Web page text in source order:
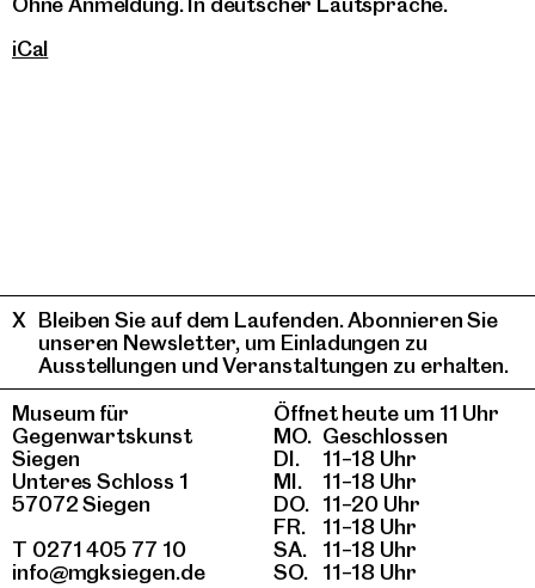
iCal
Museum für
Gegenwartskunst
Siegen
Unteres Schloss 1
57072 Siegen
T 0271 405 77 10
info@mgksiegen.de
Öffnet heute um 11 Uhr
MO. Geschlossen
DI.
11–18 Uhr
MI.
11–18 Uhr
DO. 11–20 Uhr
FR.
11–18 Uhr
SA.
11–18 Uhr
SO.
11–18 Uhr
Bleiben Sie auf dem Laufenden. Abonnieren Sie
unseren Newsletter, um Einladungen zu
Ausstellungen und Veranstaltungen zu erhalten.